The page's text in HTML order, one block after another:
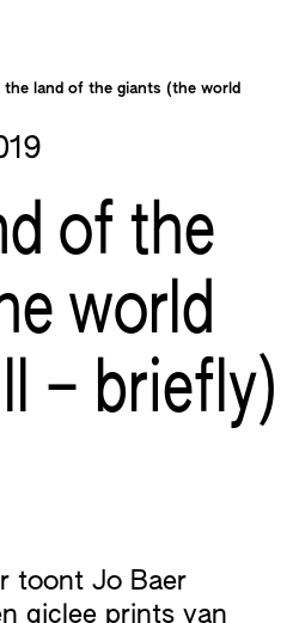
land of the giants (the world
of the
world
– briefly)
toont Jo Baer
giclee prints van